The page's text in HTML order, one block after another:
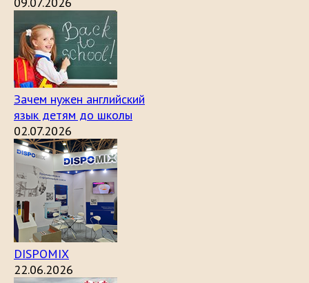
Зачем нужен английский
язык детям до школы
02.07.2026
DISPOMIX
22.06.2026